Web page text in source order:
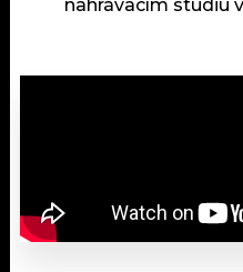
nahrávacím studiu